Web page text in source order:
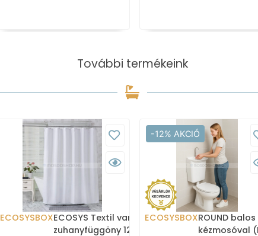
További termékeink
ECOSYSBOXECOSYS Textil varrott
zuhanyfüggöny 12db
-12% AKCIÓ
ECOSYSBOXROUND
kézmosóval